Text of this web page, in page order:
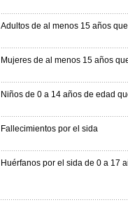
Adultos de al menos 15 años
Mujeres de al menos 15 años
Niños de 0 a 14 años de edad
Fallecimientos por el sida
Huérfanos por el sida de 0 a 17